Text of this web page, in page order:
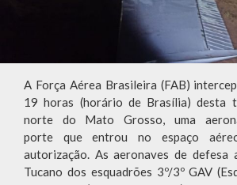
A Força Aérea Brasileira (FAB)
19 horas (horário de Brasília) desta
norte do Mato Grosso, uma
porte que entrou no espaço
autorização. As aeronaves de defesa
Tucano dos esquadrões 3º/3º GAV